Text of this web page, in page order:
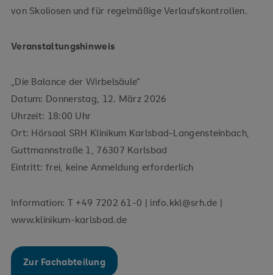
von Skoliosen und für regelmäßige Verlaufskontrollen.
Veranstaltungshinweis
„Die Balance der Wirbelsäule“
Datum: Donnerstag, 12. März 2026
Uhrzeit: 18:00 Uhr
Ort: Hörsaal SRH Klinikum Karlsbad-Langensteinbach,
Guttmannstraße 1, 76307 Karlsbad
Eintritt: frei, keine Anmeldung erforderlich
Information: T +49 7202 61-0 | info.kkl@srh.de |
www.klinikum-karlsbad.de
Zur Fachabteilung